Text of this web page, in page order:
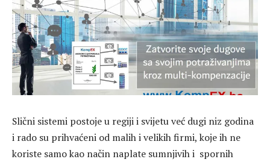
Slični sistemi postoje u regiji i svijetu već dugi niz godina
i rado su prihvaćeni od malih i velikih firmi, koje ih ne
koriste samo kao način naplate sumnjivih i spornih